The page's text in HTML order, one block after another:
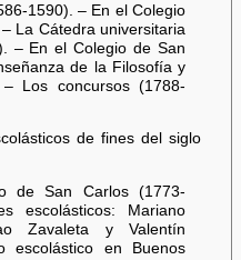
1590). – En el Colegio
La Cátedra universitaria
– En el Colegio de San
de la Filosofía y
Los concursos (1788-
de fines del siglo
de San Carlos (1773-
escolásticos: Mariano
Zavaleta y Valentín
escolástico en Buenos